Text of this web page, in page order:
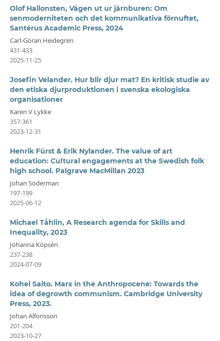
Olof Hallonsten, Vägen ut ur järnburen: Om
senmoderniteten och det kommunikativa förnuftet,
Santérus Academic Press, 2024
Carl-Göran Heidegren
431-433
2025-11-25
Josefin Velander. Hur blir djur mat? En kritisk studie av
den etiska djurproduktionen i svenska ekologiska
organisationer
Karen V Lykke
357-361
2023-12-31
Henrik Fürst & Erik Nylander. The value of art
education: Cultural engagements at the Swedish folk
high school. Palgrave MacMillan 2023
Johan Söderman
197-199
2025-06-12
Michael Tåhlin, A Research agenda for Skills and
Inequality, 2023
Johanna Köpsén
237-238
2024-07-09
Kohei Saito. Marx in the Anthropocene: Towards the
idea of degrowth communism. Cambridge University
Press, 2023.
Johan Alfonsson
201-204
2023-10-27